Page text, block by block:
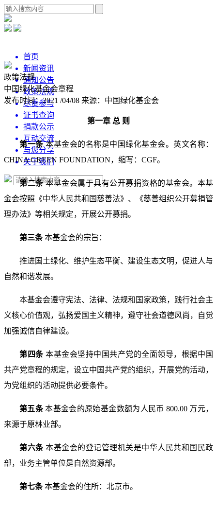
首页
新闻资讯
通知公告
政策法规
尽责参与
证书查询
捐款公示
互动交流
与您分享
关于我们
政策法规
中国绿化基金会章程
发布时间：2021 /04/08 来源：中国绿化基金会
第一章 总 则
第一条本基金会的名称是中国绿化基金会。英文名称：
CHINA GREEN FOUNDATION，缩写：CGF。
第二条本基金会属于具有公开募捐资格的基金会。本基
金会按照《中华人民共和国慈善法》、《慈善组织公开募捐管
理办法》等相关规定，开展公开募捐。
第三条本基金会的宗旨：
推进国土绿化、维护生态平衡、建设生态文明，促进人与
自然和谐发展。
本基金会遵守宪法、法律、法规和国家政策，践行社会主
义核心价值观，弘扬爱国主义精神，遵守社会道德风尚，
自觉
加强诚信自律建设。
第四条本基金会坚持中国共产党的全面领导，根据中国
共产党章程的规定，设立中国共产党的组织，开展党的活动，
为党组织的活动提供必要条件。
第五条本基金会的原始基金数额为人民币 800.00 万元，
来源于原林业部。
第六条本基金会的登记管理机关是中华人民共和国民政
部，业务主管单位是自然资源部。
第七条本基金会的住所：北京市。